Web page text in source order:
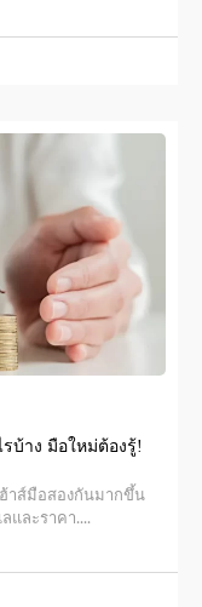
บ้าง มือใหม่ต้องรู้!
าส์มือสองกันมากขึ้น
และราคา....